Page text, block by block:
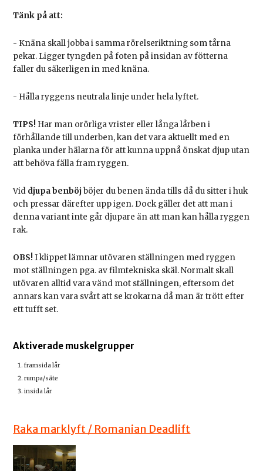
Tänk på att:
- Knäna skall jobba i samma rörelseriktning som tårna
pekar. Ligger tyngden på foten på insidan av fötterna
faller du säkerligen in med knäna.
- Hålla ryggens neutrala linje under hela lyftet.
TIPS! Har man orörliga vrister eller långa lårben i
förhållande till underben, kan det vara aktuellt med en
planka under hälarna för att kunna uppnå önskat djup utan
att behöva fälla fram ryggen.
Vid djupa benböjböjer du benen ända tills då du sitter i huk
och pressar därefter upp igen. Dock gäller det att man i
denna variant inte går djupare än att man kan hålla ryggen
rak.
OBS! I klippet lämnar utövaren ställningen med ryggen
mot ställningen pga. av filmtekniska skäl. Normalt skall
utövaren alltid vara vänd mot ställningen, eftersom det
annars kan vara svårt att se krokarna då man är trött efter
ett tufft set.
Aktiverade muskelgrupper
framsida lår
rumpa/säte
insida lår
Raka marklyft / Romanian Deadlift